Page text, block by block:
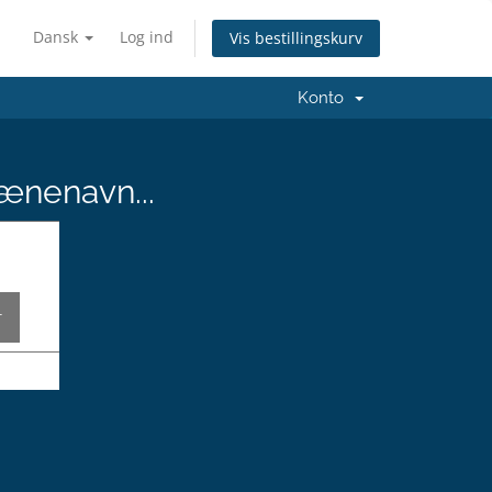
Dansk Log ind Vis bestillingskurv
Konto